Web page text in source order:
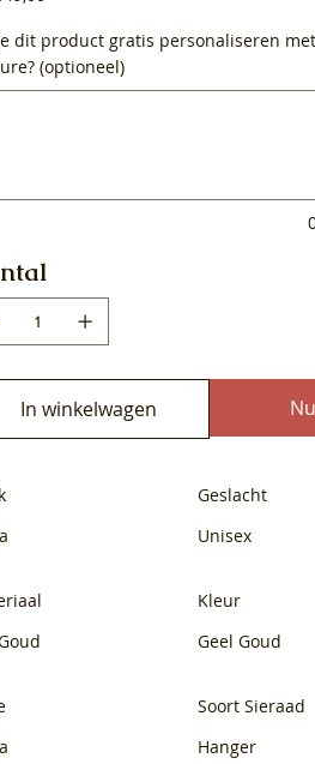
dit product gratis personaliseren
(optioneel)
In winkelwagen
Geslacht
Unisex
Kleur
Geel Goud
Soort Sieraad
Hanger